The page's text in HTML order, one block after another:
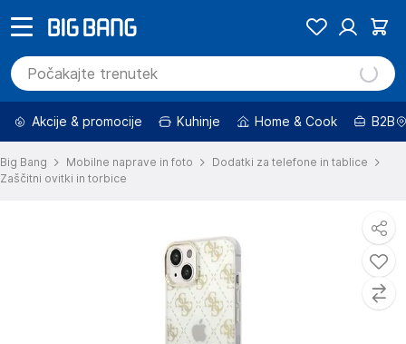
Akcije & promocije Kuhinje Home & Cook B2B
Big Bang Mobilne naprave in foto
Dodatki za telefone in tablice
Zaščitni ovitki in torbice